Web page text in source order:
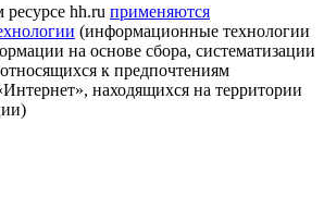
hh.ru применяются
(информационные технологии
на основе сбора, систематизации
к предпочтениям
находящихся на территории